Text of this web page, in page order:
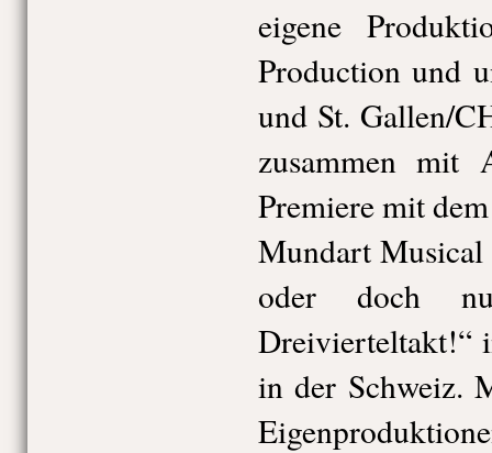
eigene
Production und
und St. Gallen/
zusammen mit
Premiere mit
Mundart
oder doch
Dreivierteltakt!“
in der Schweiz.